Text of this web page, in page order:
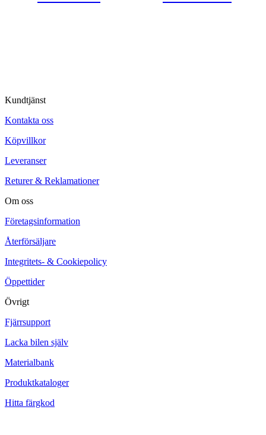
Kundtjänst
Kontakta oss
Köpvillkor
Leveranser
Returer & Reklamationer
Om oss
Företagsinformation
Återförsäljare
Integritets- & Cookiepolicy
Öppettider
Övrigt
Fjärrsupport
Lacka bilen själv
Materialbank
Produktkataloger
Hitta färgkod